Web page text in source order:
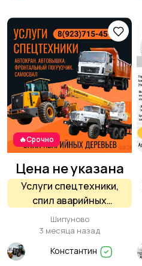
🔥Срочно
Цена не указана
Услуги спецтехники,
спил аварийных
деревьев
Шипуново
3 месяца назад
Константин